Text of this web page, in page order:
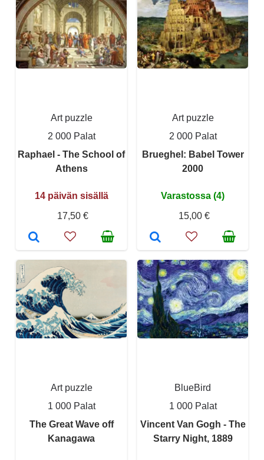
Art puzzle
2 000 Palat
Raphael - The School of
Athens
14 päivän sisällä
17,50 €
Art puzzle
2 000 Palat
Brueghel: Babel Tower
2000
Varastossa (4)
15,00 €
Art puzzle
1 000 Palat
The Great Wave off
Kanagawa
BlueBird
1 000 Palat
Vincent Van Gogh - The
Starry Night, 1889